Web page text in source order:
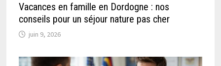
Vacances en famille en Dordogne : nos
conseils pour un séjour nature pas cher
juin 9, 2026